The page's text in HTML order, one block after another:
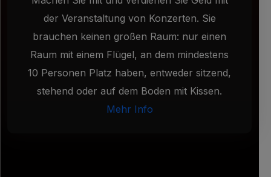
der Veranstaltung von Konzerten. Sie
brauchen keinen großen Raum: nur einen
Raum mit einem Flügel, an dem mindestens
10 Personen Platz haben, entweder sitzend,
stehend oder auf dem Boden mit Kissen.
Mehr Info